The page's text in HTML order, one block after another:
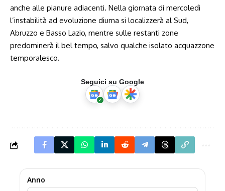
anche alle pianure adiacenti. Nella giornata di mercoledì
l’instabilità ad evoluzione diurna si localizzerà al Sud,
Abruzzo e Basso Lazio, mentre sulle restanti zone
predominerà il bel tempo, salvo qualche isolato acquazzone
temporalesco.
Seguici su Google
Anno